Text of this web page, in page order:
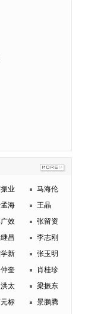
业
马海伦
海
王晶
效
张留资
昌
李志刚
新
张玉明
奎
肖桂珍
太
梁振东
标 景鹏腾